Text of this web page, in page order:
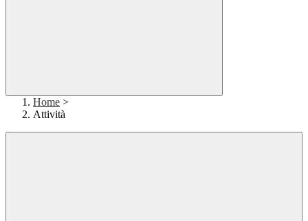
Home >
Attività